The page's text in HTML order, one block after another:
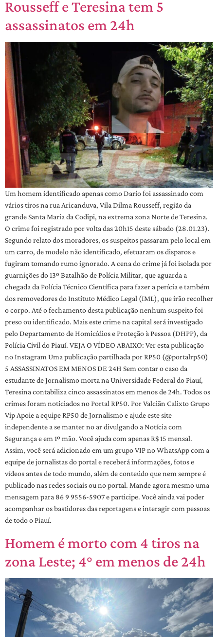
Rousseff e Teresina tem 5
assassinatos em 24h
Um homem identificado apenas como Dario foi assassinado com
vários tiros na rua Aricanduva, Vila Dilma Rousseff, região da
grande Santa Maria da Codipi, na extrema zona Norte de Teresina.
O crime foi registrado por volta das 20h15 deste sábado (28.01.23).
Segundo relato dos moradores, os suspeitos passaram pelo local em
um carro, de modelo não identificado, efetuaram os disparos e
fugiram tomando rumo ignorado. A cena do crime já foi isolada por
guarnições do 13º Batalhão de Polícia Militar, que aguarda a
chegada da Polícia Técnico Científica para fazer a perícia e também
dos removedores do Instituto Médico Legal (IML), que irão recolher
o corpo. Até o fechamento desta publicação nenhum suspeito foi
preso ou identificado. Mais este crime na capital será investigado
pelo Departamento de Homicídios e Proteção à Pessoa (DHPP), da
Polícia Civil do Piauí. VEJA O VÍDEO ABAIXO: Ver esta publicação
no Instagram Uma publicação partilhada por RP50 (@portalrp50)
5 ASSASSINATOS EM MENOS DE 24H Sem contar o caso da
estudante de Jornalismo morta na Universidade Federal do Piauí,
Teresina contabiliza cinco assassinatos em menos de 24h. Todos os
crimes foram noticiados no Portal RP50. Por Valciãn Calixto Grupo
Vip Apoie a equipe RP50 de Jornalismo e ajude este site
independente a se manter no ar divulgando a Notícia com
Segurança e em 1º mão. Você ajuda com apenas R$ 15 mensal.
Assim, você será adicionado em um grupo VIP no WhatsApp com a
equipe de jornalistas do portal e receberá informações, fotos e
vídeos antes de todo mundo, além de conteúdo que nem sempre é
publicado nas redes sociais ou no portal. Mande agora mesmo uma
mensagem para 86 9 9556-5907 e participe. Você ainda vai poder
acompanhar os bastidores das reportagens e interagir com pessoas
de todo o Piauí.
Homem é morto com 4 tiros na
zona Leste; 4° em menos de 24h